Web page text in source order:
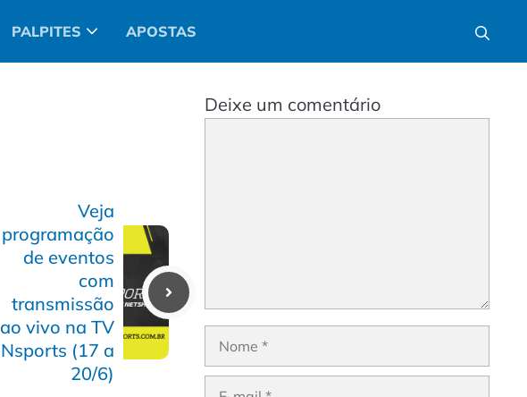
PALPITES APOSTAS
Veja
programação
de eventos
com
transmissão
ao vivo na TV
Nsports (17 a
20/6)
Deixe um comentário
Nome